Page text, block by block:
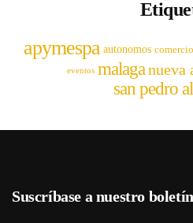
apymespa autonomos
eventos malaga nueva
san pedro
Suscríbase a nuestro